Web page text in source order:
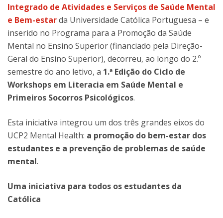
Integrado de Atividades e Serviços de Saúde Mental
e Bem-estarda Universidade Católica Portuguesa – e
inserido no Programa para a Promoção da Saúde
Mental no Ensino Superior (financiado pela Direção-
Geral do Ensino Superior), decorreu, ao longo do 2.º
semestre do ano letivo, a 1.ª Edição do Ciclo de
Workshops em Literacia em Saúde Mental e
Primeiros Socorros Psicológicos.
Esta iniciativa integrou um dos três grandes eixos do
UCP2 Mental Health: a promoção do bem-estar dos
estudantes e a prevenção de problemas de saúde
mental.
Uma iniciativa para todos os estudantes da
Católica